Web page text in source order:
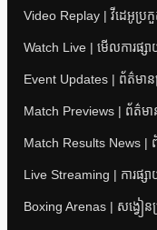
Video Replay | វីដេអូប្រ
Watch Live | មើលការផ្សា
Event Updates | ព័ត៌មាន
Match Previews | ព័ត៌ម
Match Results News |
Live Streaming | ការផ្សា
Boxing Arenas | សង្វៀន